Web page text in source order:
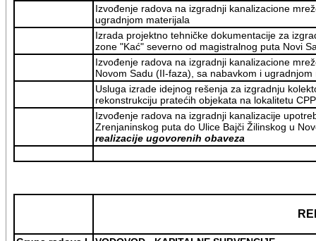
Izvođenje radova na izgradnji kanalizacione
ugradnjom materijala
Izrada projektno tehničke dokumentacije za
zone "Kać" severno od magistralnog puta Novi
Izvođenje radova na izgradnji kanalizacione
Novom Sadu (II-faza), sa nabavkom i
Usluga izrade idejnog rešenja za izgradnju
rekonstrukciju pratećih objekata na lokalitetu
Izvođenje radova na izgradnji kanalizacije
Zrenjaninskog puta do Ulice Bajči Žilinskog u
realizacije ugovorenih obaveza